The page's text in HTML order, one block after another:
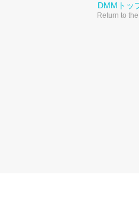
DMMトッ
Return to